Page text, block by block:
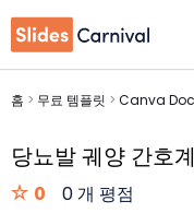
홈 > 무료 템플릿 > Canva
당뇨발 궤양 간호
0 0 개 평점